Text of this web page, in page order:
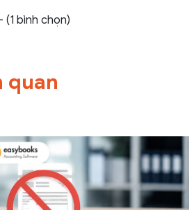
(1 bình chọn)
quan